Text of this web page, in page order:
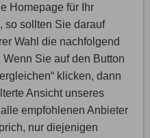
Homepage für Ihr
so sollten Sie darauf
Wahl die nachfolgend
Sie auf den Button
klicken, dann
Ansicht unseres
empfohlenen Anbieter
nur diejenigen